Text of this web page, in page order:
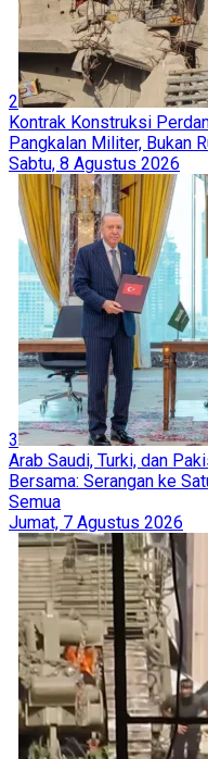
2
Kontrak Konstruksi
Pangkalan Militer, Bukan
Sabtu, 8 Agustus 2026
3
Arab Saudi, Turki, dan
Bersama: Serangan ke
Semua
Jumat, 7 Agustus 2026